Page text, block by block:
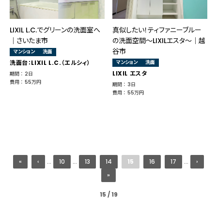
LIXIL L.C.でグリーンの洗面室へ
｜さいたま市
マンション 洗面
洗面台：LIXIL L.C.（エルシィ）
期間 ： 2日
費用 ： 55万円
真似したい！ティファニーブルー
の洗面空間～LIXILエスタ～｜越
谷市
マンション 洗面
LIXIL エスタ
期間 ： 3日
費用 ： 55万円
15 / 19
« ‹ ... 10 ... 13 14 15 16 17 ...
›
»